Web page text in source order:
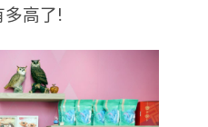
多高了!